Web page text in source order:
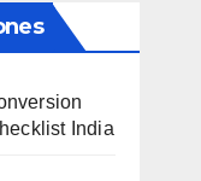
India